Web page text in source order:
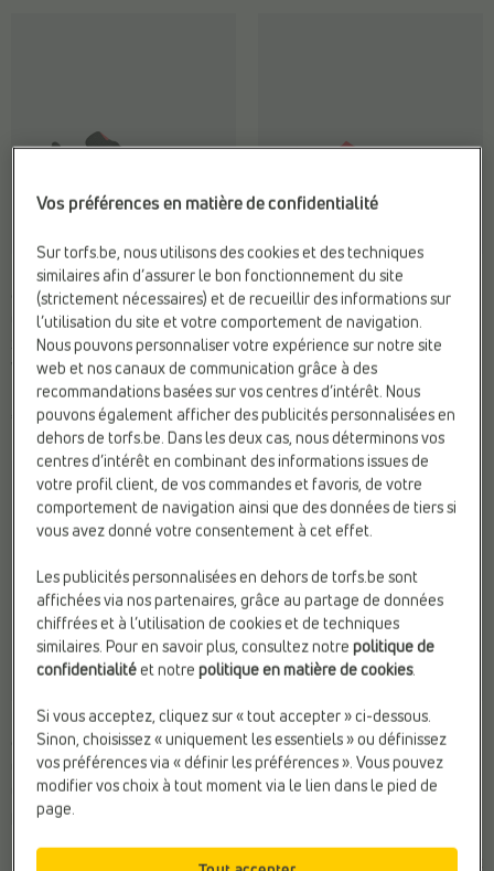
BASKETS BASSES
adidas
€ 49,99
Compat. Semelles Ortho.:Oui
Sexe:Filles
Web-Only:N
CHAUSSURES DE FOOT
adidas
€ 59,99
Compat. Semelles Ortho.:
Fermeture:Lacets
Marque:adidas
BASKETS BASSES
adidas
Compat. Semelles Ortho.:Oui
Confort:Convient aux cou-de-
pied forts
CHAUSSURES À ENFILER
Ilse Jacobsen
Anti-allergie:Sans colle
Compat. Semelles Ortho.:
Vos préférences en matière de confidentialité
Sur torfs.be, nous utilisons des cookies et des techniques
similaires afin d’assurer le bon fonctionnement du site
(strictement nécessaires) et de recueillir des informations sur
l’utilisation du site et votre comportement de navigation.
Nous pouvons personnaliser votre expérience sur notre site
web et nos canaux de communication grâce à des
recommandations basées sur vos centres d’intérêt. Nous
pouvons également afficher des publicités personnalisées en
dehors de torfs.be. Dans les deux cas, nous déterminons vos
centres d’intérêt en combinant des informations issues de
votre profil client, de vos commandes et favoris, de votre
comportement de navigation ainsi que des données de tiers si
vous avez donné votre consentement à cet effet.
Les publicités personnalisées en dehors de torfs.be sont
affichées via nos partenaires, grâce au partage de données
chiffrées et à l’utilisation de cookies et de techniques
similaires. Pour en savoir plus, consultez notrepolitique de
confidentialitéet notrepolitique en matière de cookies.
Si vous acceptez, cliquez sur « tout accepter » ci-dessous.
Sinon, choisissez « uniquement les essentiels » ou définissez
vos préférences via « définir les préférences ». Vous pouvez
modifier vos choix à tout moment via le lien dans le pied de
page.